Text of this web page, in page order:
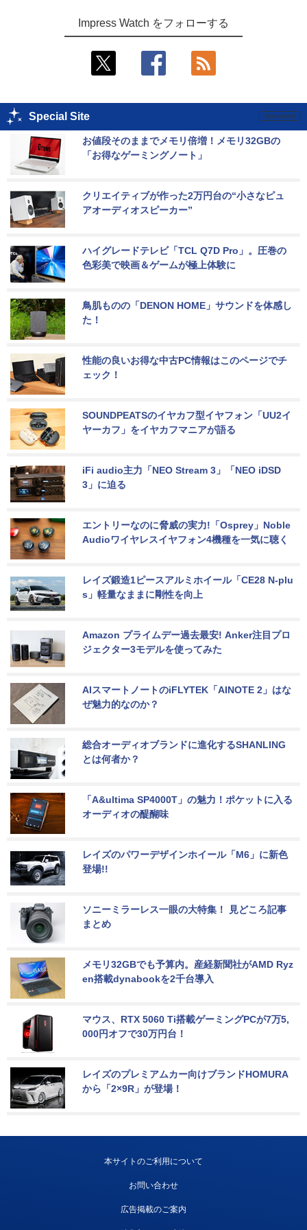
Impress Watch をフォローする
Special Site
お値段そのままでメモリ倍増！メモリ32GBの
「お得なゲーミングノート」
クリエイティブが作った2万円台の“小さなピュ
アオーディオスピーカー”
ハイグレードテレビ「TCL Q7D Pro」。圧巻の
色彩美で映画＆ゲームが極上体験に
鳥肌ものの「DENON HOME」サウンドを体感し
た！
性能の良いお得な中古PC情報はこのページでチ
ェック！
SOUNDPEATSのイヤカフ型イヤフォン「UU2イ
ヤーカフ」をイヤカフマニアが語る
iFi audio主力「NEO Stream 3」「NEO iDSD
3」に迫る
エントリーなのに脅威の実力!「Osprey」Noble
Audioワイヤレスイヤフォン4機種を一気に聴く
レイズ鍛造1ピースアルミホイール「CE28 N-plu
s」軽量なままに剛性を向上
Amazon プライムデー過去最安! Anker注目プロ
ジェクター3モデルを使ってみた
AIスマートノートのiFLYTEK「AINOTE 2」はな
ぜ魅力的なのか？
総合オーディオブランドに進化するSHANLING
とは何者か？
「A&ultima SP4000T」の魅力！ポケットに入る
オーディオの醍醐味
レイズのパワーデザインホイール「M6」に新色
登場!!
ソニーミラーレス一眼の大特集！ 見どころ記事
まとめ
メモリ32GBでも予算内。産経新聞社がAMD Ryz
en搭載dynabookを2千台導入
マウス、RTX 5060 Ti搭載ゲーミングPCが7万5,
000円オフで30万円台！
レイズのプレミアムカー向けブランドHOMURA
から「2×9R」が登場！
本サイトのご利用について
お問い合わせ
広告掲載のご案内